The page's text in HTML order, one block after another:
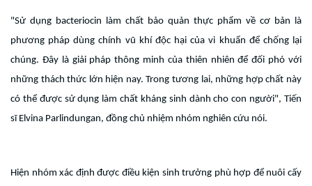
"Sử dụng bacteriocin làm chất bảo quản thực phẩm về cơ bản là
phương pháp dùng chính vũ khí độc hại của vi khuẩn để chống lại
chúng. Đây là giải pháp thông minh của thiên nhiên để đối phó với
những thách thức lớn hiện nay. Trong tương lai, những hợp chất này
có thể được sử dụng làm chất kháng sinh dành cho con người", Tiến
sĩ Elvina Parlindungan, đồng chủ nhiệm nhóm nghiên cứu nói.
Hiện nhóm xác định được điều kiện sinh trưởng phù hợp để nuôi cấy